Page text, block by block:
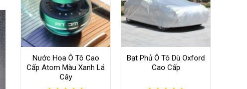
Nước Hoa Ô Tô Cao
Cấp Atom Màu Xanh Lá
Cây
Bạt Phủ Ô Tô Dù Oxford
Cao Cấp